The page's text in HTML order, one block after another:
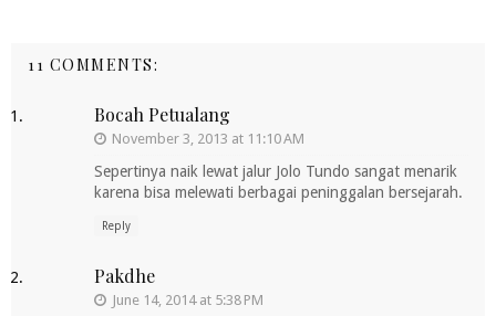
11 COMMENTS:
Bocah Petualang
November 3, 2013 at 11:10 AM
Sepertinya naik lewat jalur Jolo Tundo sangat menarik
karena bisa melewati berbagai peninggalan bersejarah.
Reply
Pakdhe
June 14, 2014 at 5:38 PM